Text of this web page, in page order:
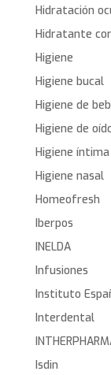
Hidratación
Hidratante
Higiene
Higiene bucal
Higiene de
Higiene de
Higiene
Higiene nasal
Homeofresh
Iberpos
INELDA
Infusiones
Instituto
Interdental
Isdin